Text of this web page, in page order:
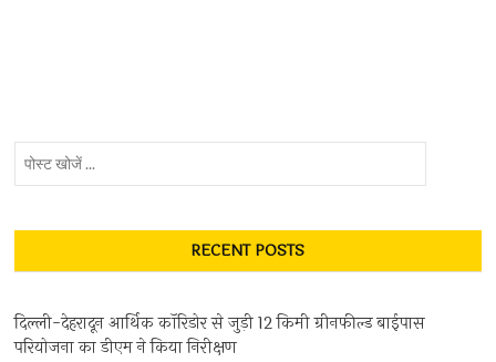
RECENT POSTS
दिल्ली-देहरादून आर्थिक कॉरिडोर से जुड़ी 12 किमी ग्रीनफील्ड बाईपास
परियोजना का डीएम ने किया निरीक्षण